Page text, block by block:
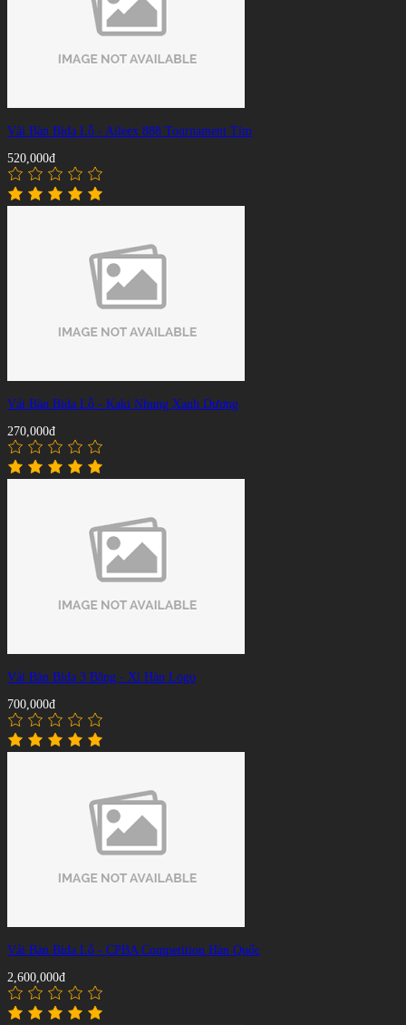
Vải Bàn Bida Lỗ - Aileex 888 Tournament Tím
520,000đ
Vải Bàn Bida Lỗ - Kaki Nhung Xanh Dương
270,000đ
Vải Bàn Bida 3 Băng - Xi Hàn Logo
700,000đ
Vải Bàn Bida Lỗ - CPBA Competition Hàn Quốc
2,600,000đ